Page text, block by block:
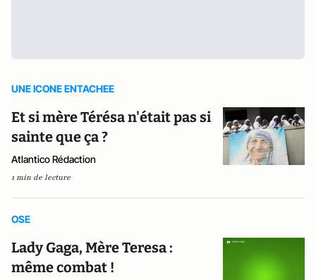
UNE ICONE ENTACHEE
Et si mère Térésa n'était pas si
sainte que ça ?
Atlantico Rédaction
1 min de lecture
OSE
Lady Gaga, Mère Teresa :
même combat !